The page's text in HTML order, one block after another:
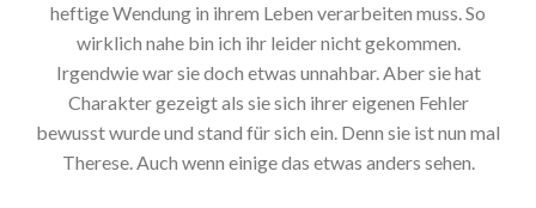
heftige Wendung in ihrem Leben verarbeiten muss. So
wirklich nahe bin ich ihr leider nicht gekommen.
Irgendwie war sie doch etwas unnahbar. Aber sie hat
Charakter gezeigt als sie sich ihrer eigenen Fehler
bewusst wurde und stand für sich ein. Denn sie ist nun mal
Therese. Auch wenn einige das etwas anders sehen.